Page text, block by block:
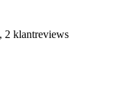
2 klantreviews